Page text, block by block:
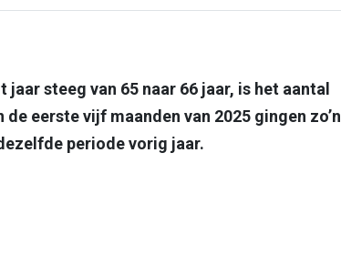
steeg van 65 naar 66 jaar, is het aantal
eerste vijf maanden van 2025 gingen zo’n
periode vorig jaar.